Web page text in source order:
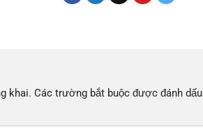
khai. Các trường bắt buộc được đánh dấu